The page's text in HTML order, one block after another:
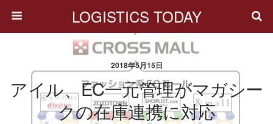
LOGISTICS TODAY
2018年5月15日
アイル、EC一元管理がマガシー
クの在庫連携に対応